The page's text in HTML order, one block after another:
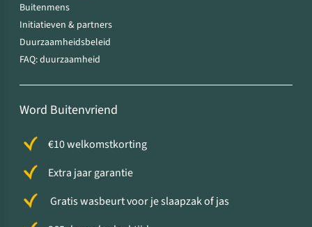
Buitenmens
Initiatieven & partners
Duurzaamheidsbeleid
FAQ: duurzaamheid
Word Buitenvriend
€10 welkomstkorting
Extra jaar garantie
Gratis wasbeurt voor je slaapzak of jas